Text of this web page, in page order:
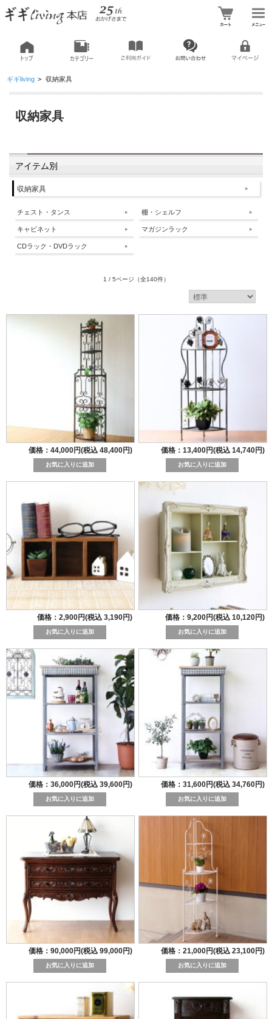
ギギliving > 収納家具
収納家具
アイテム別
収納家具
チェスト・タンス
キャビネット
CDラック・DVDラック
棚・シェルフ
マガジンラック
1 / 5ページ （全140件）
価格：44,000円(税込 48,400円) 価格：13,400円(税込 14,740円)
価格：2,900円(税込 3,190円) 価格：9,200円(税込 10,120円)
価格：36,000円(税込 39,600円) 価格：31,600円(税込 34,760円)
価格：90,000円(税込 99,000円) 価格：21,000円(税込 23,100円)